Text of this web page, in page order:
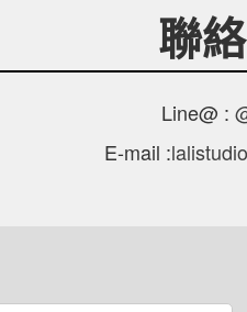
聯
Line@ :
E-mail :